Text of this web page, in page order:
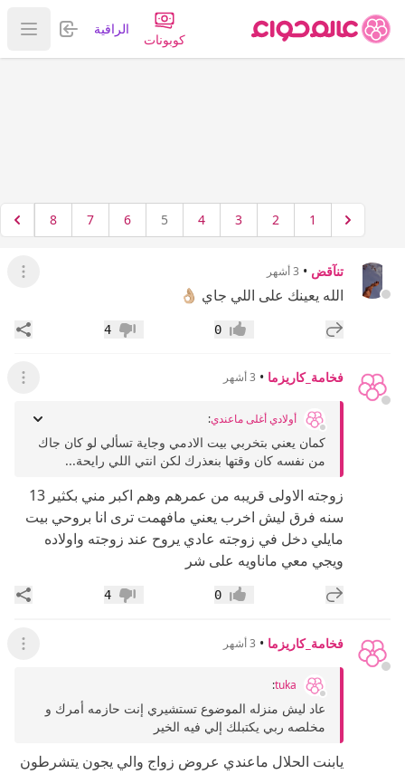
كوبونات
الراقية تسجيل
عرض
1
2
3
4
5
6
7
8
تنآقض • 3 أشهر عرض
الله يعينك على اللي جاي 👌🏼
إضافة رد جديد إعجاب0 عدم إعجاب
4
فخامة_كاريزما • 3 أشهر عرض
أولادي أغلى ماعندي:
كمان يعني بتخربي بيت الادمي وجاية تسألي لو كان جاك
من نفسه كان وقتها بنعذرك لكن انتي اللي رايحة...
زوجته الاولى قريبه من عمرهم وهم اكبر مني بكثير 13
سنه فرق ليش اخرب يعني مافهمت ترى انا بروحي بيت
مايلي دخل في زوجته عادي يروح عند زوجته واولاده
ويجي معي ماناويه على شر
إضافة رد جديد إعجاب0 عدم إعجاب
4
فخامة_كاريزما • 3 أشهر عرض
tuka
:
عاد ليش منزله الموضوع تستشيري إنت حازمه أمرك و
مخلصه ربي يكتبلك إلي فيه الخير
يابنت الحلال ماعندي عروض زواج والي يجون يتشرطون